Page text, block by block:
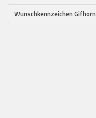
Wunschkennzeichen Gifhorn